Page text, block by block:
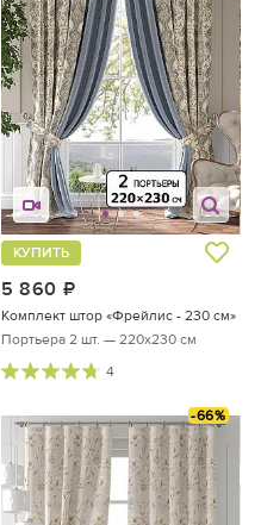
5 860
КУПИТЬ
Комплект штор «Фрейлис - 230 см»
Портьера 2 шт. — 220х230 см
4
-66%